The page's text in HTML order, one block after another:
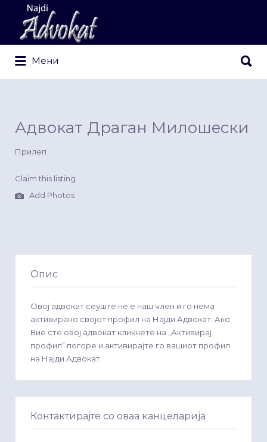
Search
for:
Мени
for:
Адвокат Драган Милошески
Прилеп
Claim this listing
Add Photos
Опис
Овој адвокат сеуште не е наш член и го нема
активирано својот профил на Најди Адвокат. Ако
Вие сте овој адвокат кликнете на „Активирај
профил“ погоре и активирајте го вашиот профил
на Најди Адвокат.
Контактирајте со оваа канцеларија